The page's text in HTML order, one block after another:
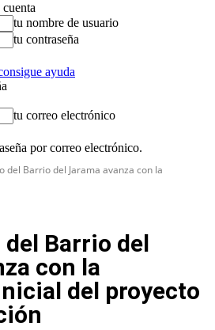
tu nombre de usuario
tu contraseña
ayuda
tu correo electrónico
por correo electrónico.
del Barrio del Jarama avanza con la
Barrio del
con la
del proyecto